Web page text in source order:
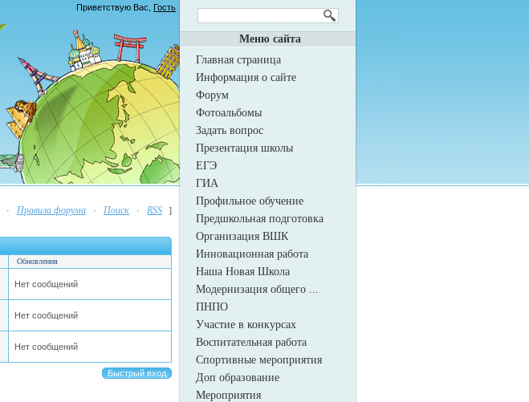
Приветствую Вас Гость
· Правила форума · Поиск · RSS
]
Обновления
Нет сообщений
Нет сообщений
Нет сообщений
Меню сайта
Главная страница
Информация о сайте
Форум
Фотоальбомы
Задать вопрос
Презентация школы
ЕГЭ
ГИА
Профильное обучение
Предшкольная подготовка
Организация ВШК
Инновационная работа
Наша Новая Школа
Модернизация общего ...
ПНПО
Участие в конкурсах
Воспитательная работа
Спортивные мероприятия
Доп образование
Мероприятия